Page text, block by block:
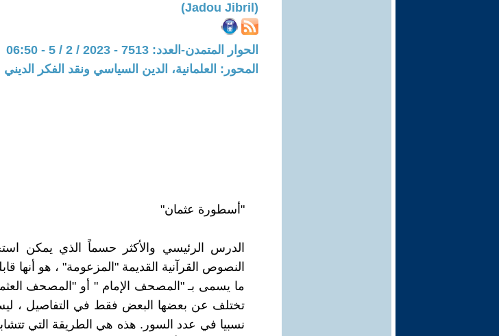
(Jadou Jibril)
الحوار المتمدن-العدد: 7513 - 2023 / 2 / 5 - 06:50
المحور: العلمانية، الدين السياسي ونقد الفكر الديني
"أسطورة عثمان"
الدرس الرئيسي والأكثر حسماً الذي يمكن
النصوص القرآنية القديمة "المزعومة" ، هو
ما يسمى بـ "المصحف الإمام " أو "المصحف
تختلف عن بعضها البعض فقط في التفاصيل ،
نسبيا في عدد السور. هذه هي الطريقة التي